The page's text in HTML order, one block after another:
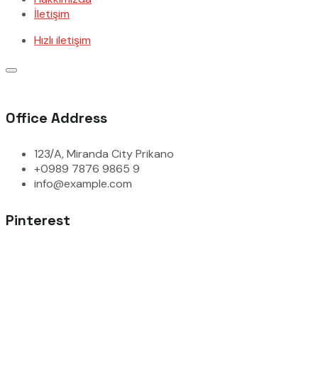
İletişim
Hızlı iletişim
Office Address
123/A, Miranda City Prikano
+0989 7876 9865 9
info@example.com
Pinterest